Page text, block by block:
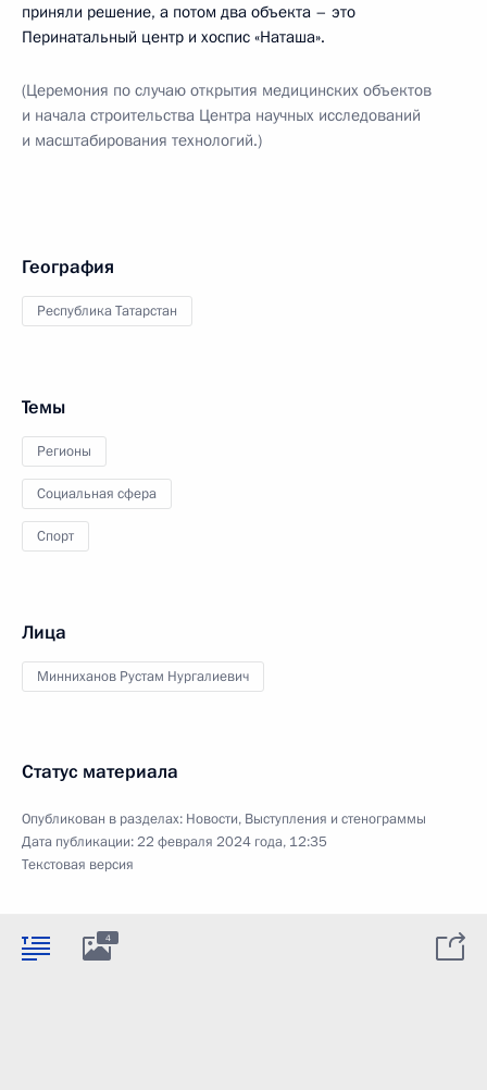
приняли решение, а потом два объекта – это
Перинатальный центр и хоспис «Наташа».
(Церемония по случаю открытия медицинских объектов
и начала строительства Центра научных исследований
и масштабирования технологий.)
География
Республика Татарстан
Темы
Регионы
Социальная сфера
Спорт
Лица
Минниханов Рустам Нургалиевич
Статус материала
Опубликован в разделах: Новости, Выступления и стенограммы
Дата публикации:22 февраля 2024 года, 12:35
Текстовая версия
4